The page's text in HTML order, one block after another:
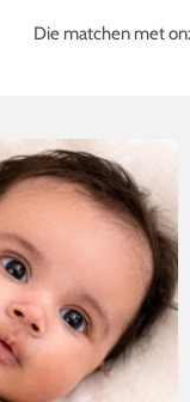
Die matchen met